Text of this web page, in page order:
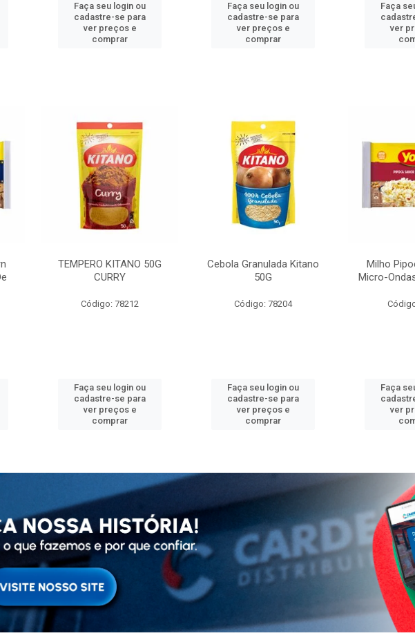
Faça seu login ou
cadastre-se para
ver preços e
comprar
Faça seu login ou
cadastre-se para
ver preços e
comprar
Faça
ver
TEMPERO KITANO 50G
CURRY
Código: 78212
Faça seu login ou
cadastre-se para
ver preços e
comprar
Cebola Granulada Kitano
50G
Código: 78204
Faça seu login ou
cadastre-se para
ver preços e
comprar
Milho
Micro-
Faça
ver